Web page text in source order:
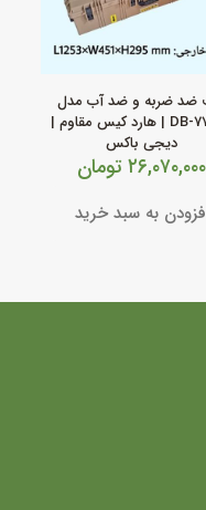
ضد ضربه و ضد آب مدل
DB‑7701 K | هارد کیس مقاوم |
دیجی باکس
۲۶,۰۷۰,۰۰۰ تومان
به سبد خرید